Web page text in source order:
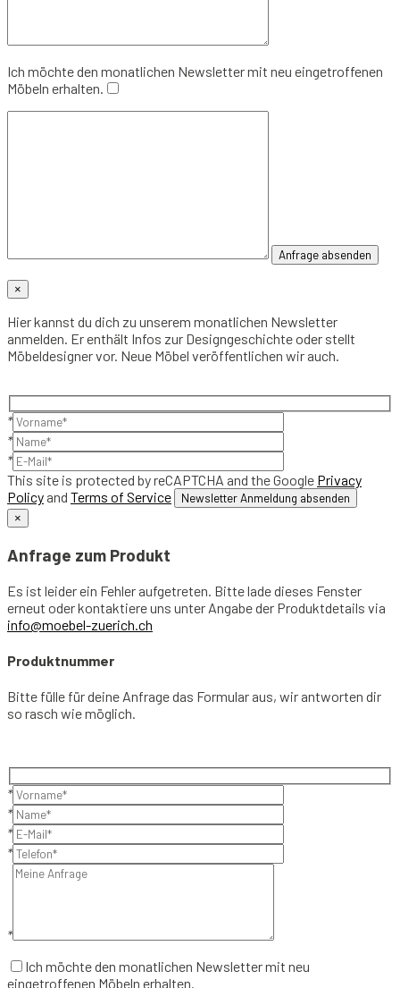
Ich möchte den monatlichen Newsletter mit neu eingetroffenen
Möbeln erhalten.
×
Hier kannst du dich zu unserem monatlichen Newsletter
anmelden. Er enthält Infos zur Designgeschichte oder stellt
Möbeldesigner vor. Neue Möbel veröffentlichen wir auch.
*
*
*
This site is protected by reCAPTCHA and the Google Privacy
Policy and Terms of Service
×
Anfrage zum Produkt
Es ist leider ein Fehler aufgetreten. Bitte lade dieses Fenster
erneut oder kontaktiere uns unter Angabe der Produktdetails via
info@moebel-zuerich.ch
Produktnummer
Bitte fülle für deine Anfrage das Formular aus, wir antworten dir
so rasch wie möglich.
*
*
*
*
*
Ich möchte den monatlichen Newsletter mit neu
eingetroffenen Möbeln erhalten.